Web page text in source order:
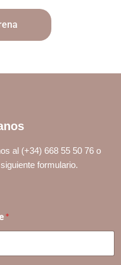
al (+34) 668 55 50 76 o
formulario.
*